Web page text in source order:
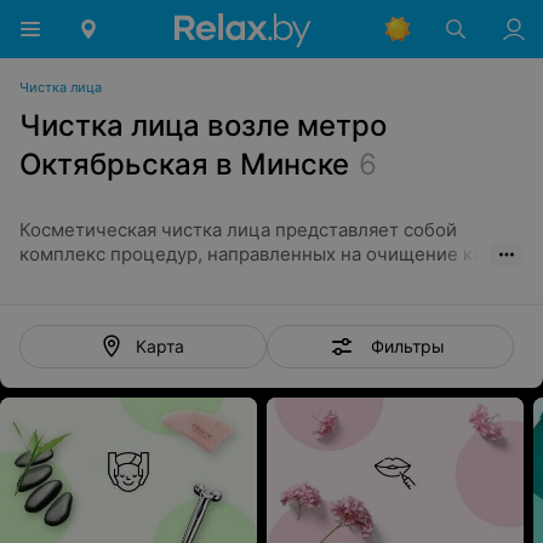
Чистка лица
Чистка лица возле метро
Октябрьская в Минске 6
Косметическая чистка лица представляет собой
комплекс процедур, направленных на очищение кожи.
воспалительные элементы. Также процедура
Косметическая чистка лица
Чистка лица в Минске проводится несколькими
методами:
Механическая;
Вакуумная;
Карта Фильтры